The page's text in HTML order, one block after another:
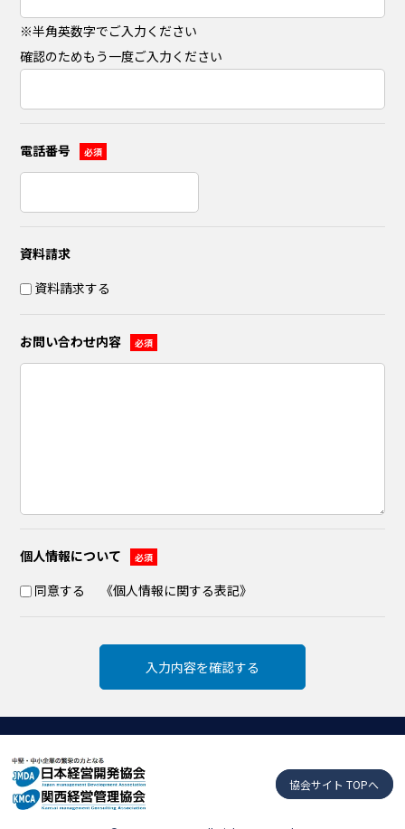
※半角英数字でご入力ください
確認のためもう一度ご入力ください
電話番号 必須
資料請求
資料請求する
お問い合わせ内容 必須
個人情報について 必須
同意する 《個人情報に関する表記》
協会サイト TOPへ